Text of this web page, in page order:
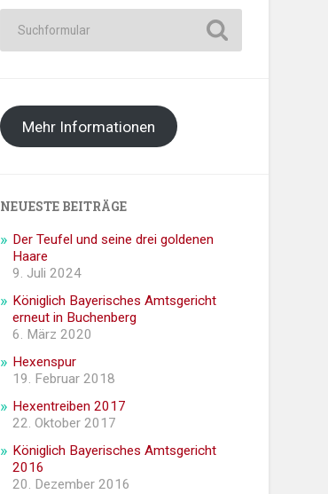
Mehr Informationen
NEUESTE BEITRÄGE
Der Teufel und seine drei goldenen
Haare
9. Juli 2024
Königlich Bayerisches Amtsgericht
erneut in Buchenberg
6. März 2020
Hexenspur
19. Februar 2018
Hexentreiben 2017
22. Oktober 2017
Königlich Bayerisches Amtsgericht
2016
20. Dezember 2016